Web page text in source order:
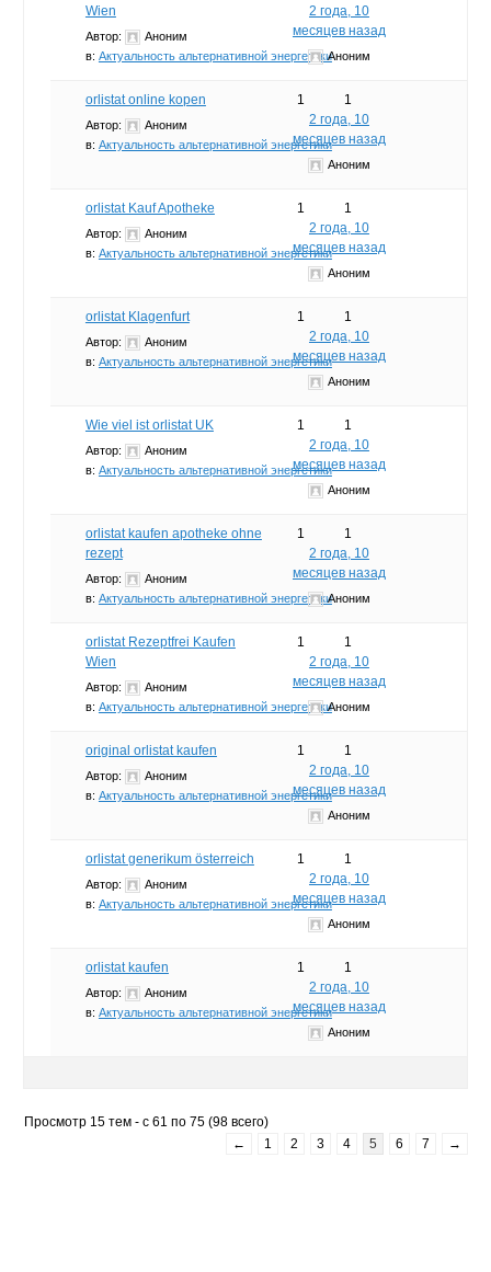
Wien
Автор:
Аноним
в: Актуальность альтернативной энергетики
2 года, 10
месяцев назад
Аноним
orlistat online kopen
Автор:
Аноним
в: Актуальность альтернативной энергетики
1
1
2 года, 10
месяцев назад
Аноним
orlistat Kauf Apotheke
Автор:
Аноним
в: Актуальность альтернативной энергетики
1
1
2 года, 10
месяцев назад
Аноним
orlistat Klagenfurt
Автор:
Аноним
в: Актуальность альтернативной энергетики
1
1
2 года, 10
месяцев назад
Аноним
Wie viel ist orlistat UK
Автор:
Аноним
в: Актуальность альтернативной энергетики
1
1
2 года, 10
месяцев назад
Аноним
orlistat kaufen apotheke ohne
rezept
Автор:
Аноним
в: Актуальность альтернативной энергетики
1
1
2 года, 10
месяцев назад
Аноним
orlistat Rezeptfrei Kaufen
Wien
Автор:
Аноним
в: Актуальность альтернативной энергетики
1
1
2 года, 10
месяцев назад
Аноним
original orlistat kaufen
Автор:
Аноним
в: Актуальность альтернативной энергетики
1
1
2 года, 10
месяцев назад
Аноним
orlistat generikum österreich
Автор:
Аноним
в: Актуальность альтернативной энергетики
1
1
2 года, 10
месяцев назад
Аноним
orlistat kaufen
Автор:
Аноним
в: Актуальность альтернативной энергетики
1
1
2 года, 10
месяцев назад
Аноним
Просмотр 15 тем - с 61 по 75 (98 всего)
←
1 2 3 4 5 6 7 →